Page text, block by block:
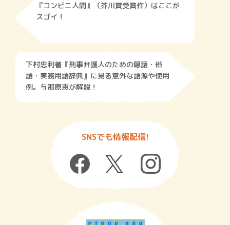
『コンビニ人間』（芥川賞受賞作）はここが
スゴイ！
下村忠利著『刑事弁護人のための隠語・俗
語・実務用語辞典』に見る意外な語源や使用
例。与那原恵が解説！
SNSでも情報配信!